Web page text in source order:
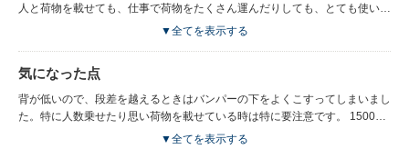
人と荷物を載せても、仕事で荷物をたくさん運んだりしても、とても使い勝
手がいい車だと思います。 車体の背が低く、荷物が載せやすいです。後部
ろいじりたい人にとってはやりやすいと思います。 燃費も思ったよりは良
いのかなと思います。
▼全てを表示する
気になった点
背が低いので、段差を越えるときはバンパーの下をよくこすってしまいまし
た。特に人数乗せたり思い荷物を載せている時は特に要注意です。 1500cc
なので、街乗りは余裕ですが、フル乗車で高速道路の走行は、若干力不足に
▼全てを表示する